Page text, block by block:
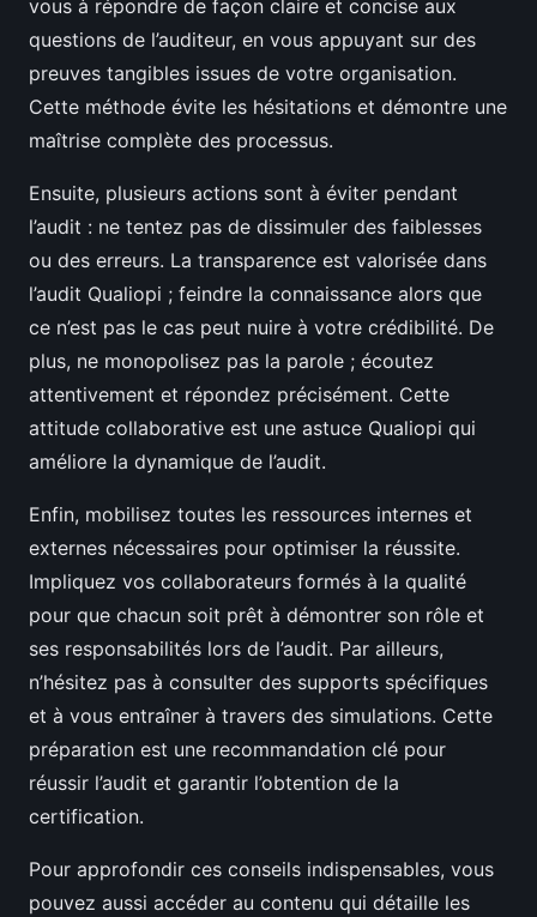
vous à répondre de façon claire et concise aux
questions de l’auditeur, en vous appuyant sur des
preuves tangibles issues de votre organisation.
Cette méthode évite les hésitations et démontre une
maîtrise complète des processus.
Ensuite, plusieurs actions sont à éviter pendant
l’audit : ne tentez pas de dissimuler des faiblesses
ou des erreurs. La transparence est valorisée dans
l’audit Qualiopi ; feindre la connaissance alors que
ce n’est pas le cas peut nuire à votre crédibilité. De
plus, ne monopolisez pas la parole ; écoutez
attentivement et répondez précisément. Cette
attitude collaborative est une astuce Qualiopi qui
améliore la dynamique de l’audit.
Enfin, mobilisez toutes les ressources internes et
externes nécessaires pour optimiser la réussite.
Impliquez vos collaborateurs formés à la qualité
pour que chacun soit prêt à démontrer son rôle et
ses responsabilités lors de l’audit. Par ailleurs,
n’hésitez pas à consulter des supports spécifiques
et à vous entraîner à travers des simulations. Cette
préparation est une recommandation clé pour
réussir l’audit et garantir l’obtention de la
certification.
Pour approfondir ces conseils indispensables, vous
pouvez aussi accéder au contenu qui détaille les